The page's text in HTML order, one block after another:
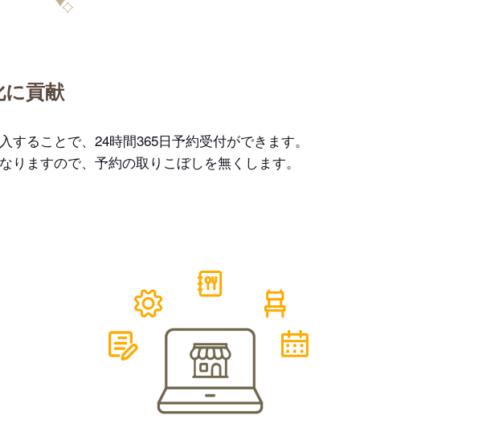
貢献
することで、24時間365日予約受付ができます。
りますので、予約の取りこぼしを無くします。